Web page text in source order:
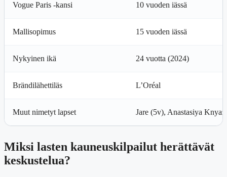
Vogue Paris -kansi 10 vuoden iässä
Mallisopimus 15 vuoden iässä
Nykyinen ikä 24 vuotta (2024)
Brändilähettiläs L’Oréal
Muut nimetyt lapset Jare (5v), Anastasiya
Miksi lasten kauneuskilpailut herättävät
keskustelua?